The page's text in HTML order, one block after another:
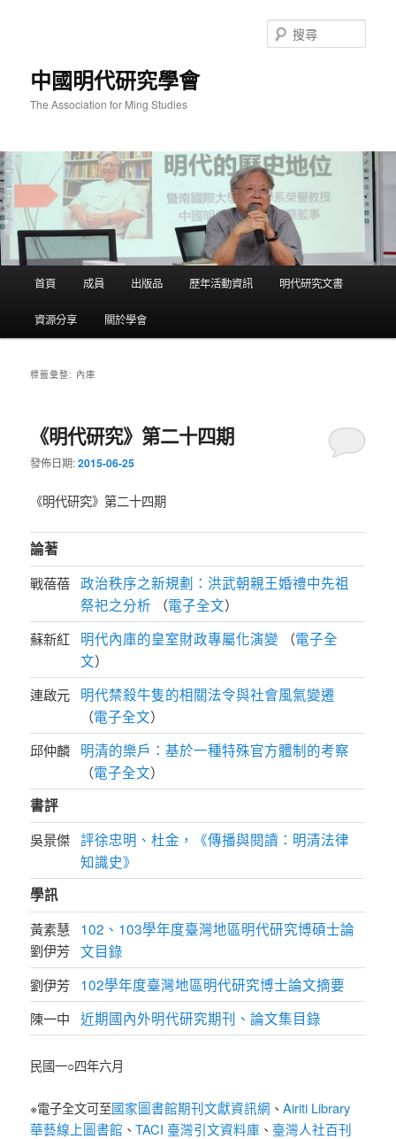
中國明代研究學會
The Association for Ming Studies
尋
首頁 成員 出版品 歷年活動資訊 明代研究文書
資源分享 關於學會
標籤彙整: 內庫
《明代研究》第二十四期
發佈日期:2015-06-25
《明代研究》第二十四期
論著
戰蓓蓓 政治秩序之新規劃：洪武朝親王婚禮中先祖
祭祀之分析 （電子全文）
蘇新紅
明代內庫的皇室財政專屬化演變 （電子全
文）
連啟元
明代禁殺牛隻的相關法令與社會風氣變遷
（電子全文）
邱仲麟
明清的樂戶：基於一種特殊官方體制的考察
（電子全文）
書評
吳景傑 評徐忠明、杜金，《傳播與閱讀：明清法律
知識史》
學訊
黃素慧
劉伊芳
102、103學年度臺灣地區明代研究博碩士論
文目錄
劉伊芳 102學年度臺灣地區明代研究博士論文摘要
陳一中 近期國內外明代研究期刊、論文集目錄
民國一○四年六月
※電子全文可至國家圖書館期刊文獻資訊網 、Airiti Library
華藝線上圖書館 、TACI 臺灣引文資料庫 、 臺灣人社百刊